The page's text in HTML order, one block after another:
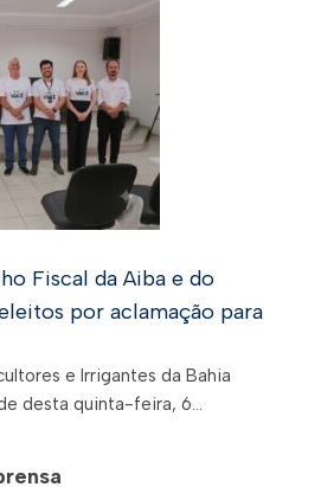
Fiscal da Aiba e do
por aclamação para
e Irrigantes da Bahia
desta quinta-feira, 6...